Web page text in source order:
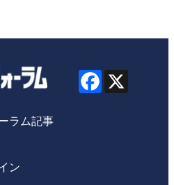
ラム記事
ン